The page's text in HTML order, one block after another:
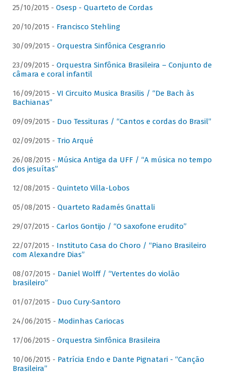
25/10/2015 - Osesp - Quarteto de Cordas
20/10/2015 - Francisco Stehling
30/09/2015 - Orquestra Sinfônica Cesgranrio
23/09/2015 - Orquestra Sinfônica Brasileira – Conjunto de
câmara e coral infantil
16/09/2015 - VI Circuito Musica Brasilis / “De Bach às
Bachianas”
09/09/2015 - Duo Tessituras / “Cantos e cordas do Brasil”
02/09/2015 - Trio Arqué
26/08/2015 - Música Antiga da UFF / “A música no tempo
dos jesuítas”
12/08/2015 - Quinteto Villa-Lobos
05/08/2015 - Quarteto Radamés Gnattali
29/07/2015 - Carlos Gontijo / “O saxofone erudito”
22/07/2015 - Instituto Casa do Choro / “Piano Brasileiro
com Alexandre Dias”
08/07/2015 - Daniel Wolff / “Vertentes do violão
brasileiro”
01/07/2015 - Duo Cury-Santoro
24/06/2015 - Modinhas Cariocas
17/06/2015 - Orquestra Sinfônica Brasileira
10/06/2015 - Patrícia Endo e Dante Pignatari - “Canção
Brasileira”